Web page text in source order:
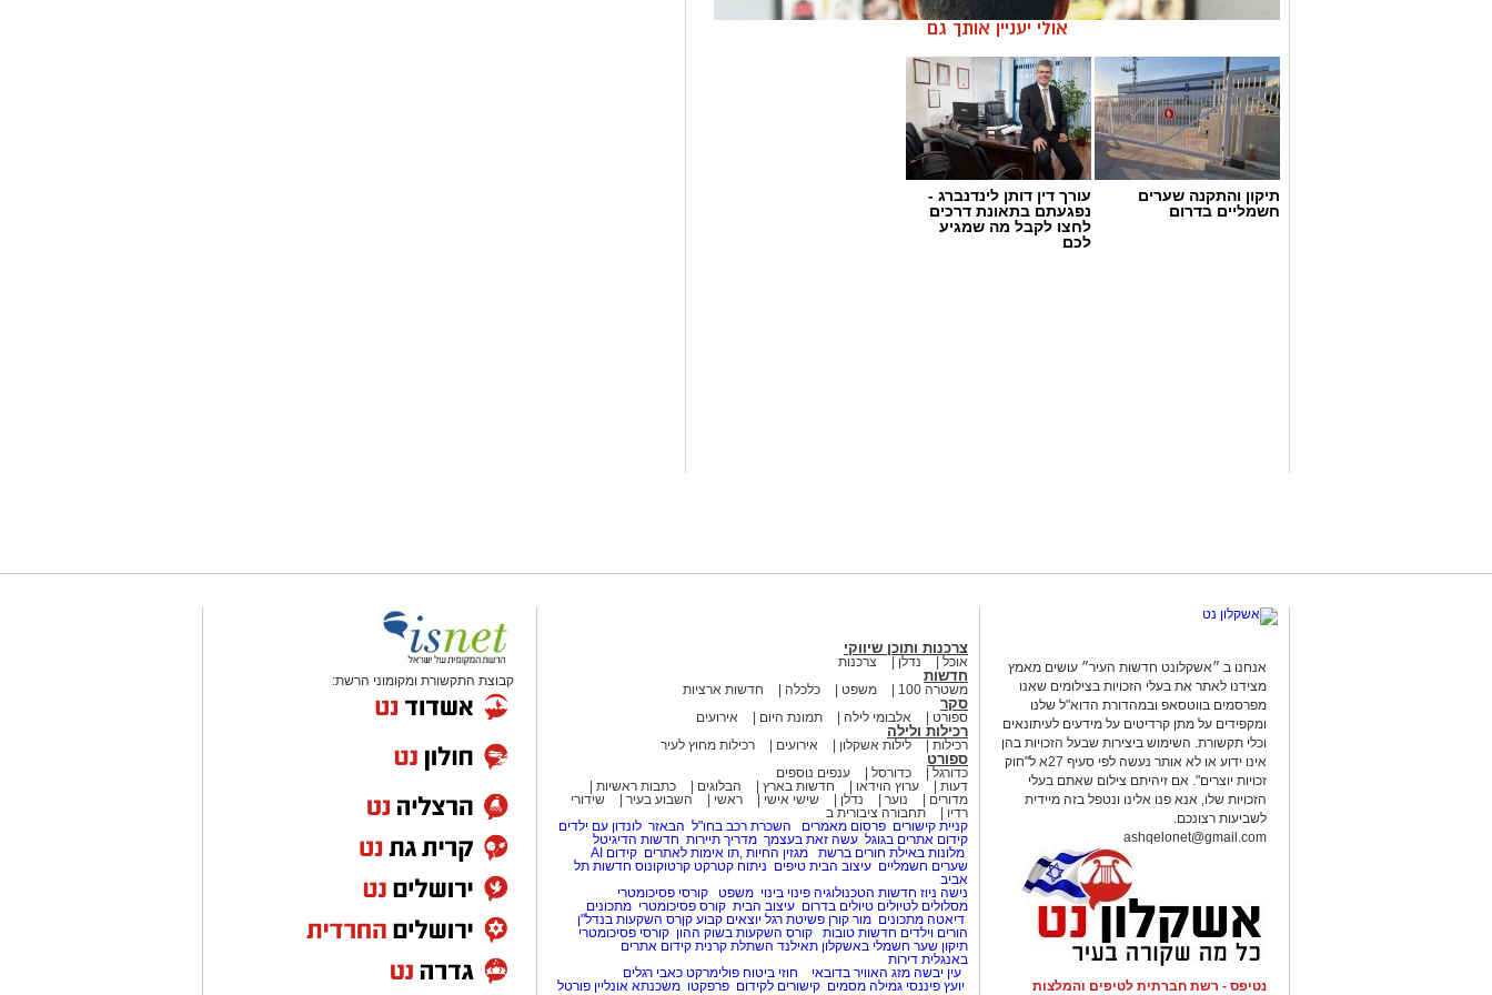
מופע הנעילה, יוקדש לזכרו של צביקה פיק
את הפסטיבל יפתח המופע "נקודה בזמן – סיפורו של המחול הישראלי": עוד לפני
שקמה כאן מדינה, היה כאן מחול ישראלי. ריקודי העם סיפקו לחלוצים הפוגה והפכו
לאחד מסמלי ההתיישבות. מאז פגש המחול הישראלי אינסוף סגנונות, השתנה,
התרחב והעמיק, וכיום הוא רק מנה אחת בתפריט העשיר של היצירה הישראלית.
את כל השינויים המרתקים האלה שחלו במחול הישראלי, הרגעים הגדולים והשירים
ערב מחווה לשיריו של אביהו מדינה
שאמרה בתדובה לסדרה כי חלק מהסצנות בה מציגות תמונה מעוותת.
הסדרה מבוססת על רומן מאת דבורה פלדמן. סה"כ 4 פרקים לצפייה ישירה .
נטפליקס תכנים חדשים מקוריים netflix
חדרי הנפש עונה 1
לפעמים אני מוצא הרבה חן בצפייה בסדרות שנוצרו במזרח הרחוק. תולדות
ארתאדל הייתה אחת מהן וכעת חדרי הנפש המעולה שוב מצמידה אותך למסך ולא
נותנת לך לקום להכין קפה. מזל שאפשר לעצור את השידור לכמה דקות.
אז על מה הסדרה המקורית של נטפליקס (original netflix series) מדובר מפגש בין
אח מסור במחלקה פסיכיאטרית למחברת ספרי ילדים עם הפרעת אישיות
אנטי-חברתית מוביל את שניהם למסע מרגש של ריפוי והשלמה.
ועוד כמה המלצות לצפייה ישירה
אולי יעניין אותך גם
תיקון והתקנה שערים
חשמליים בדרום
עורך דין דותן לינדנברג -
נפגעתם בתאונת דרכים
לחצו לקבל מה שמגיע
לכם
אנחנו ב ״אשקלונט חדשות העיר״ עושים מאמץ
מצידנו לאתר את בעלי הזכויות בצילומים שאנו
מפרסמים בווטסאפ ובמהדורת הדוא"ל שלנו
ומקפידים על מתן קרדיטים על מידעים לעיתונאים
וכלי תקשורת. השימוש ביצירות שבעל הזכויות בהן
אינו ידוע או לא אותר נעשה לפי סעיף 27א ל"חוק
זכויות יוצרים". אם זיהיתם צילום שאתם בעלי
הזכויות שלו, אנא פנו אלינו ונטפל בזה מיידית
לשביעות רצונכם.
ashqelonet@gmail.com
נטיפס - רשת חברתית לטיפים והמלצות
צרכנות ותוכן שיווקי
אוכל נדלן צרכנות
חדשות
משטרה 100 משפט כלכלה חדשות ארציות
סקר
ספורט אלבומי לילה תמונת היום אירועים
רכילות ולילה
רכילות לילות אשקלון אירועים רכילות מחוץ לעיר
ספורט
כדורגל כדורסל
ענפים נוספים
דעות
ערוץ הוידאו חדשות בארץ הבלוגים
כתבות ראשיות
מדורים
נוער נדלן שישי אישי ראשי השבוע בעיר
שידורי
רדיו
תחבורה ציבורית ב
קניית קישורים פרסום מאמרים השכרת רכב בחו"ל הבאזר לונדון עם ילדים
קידום אתרים בגוגל עשה זאת בעצמך מדריך תיירות חדשות הדיגיטל
מלונות באילת חורים ברשת מגזין החיות ,תו אימות לאתרים קידום AI
שערים חשמליים עיצוב הבית טיפים ניתוח קטרקט קרטוקונוס חדשות תל
אביב
נישה ניוז חדשות הטכנולוגיה פינוי בינוי משפט
קורסי פסיכומטרי
מסלולים לטיולים טיולים בדרום עיצוב הבית קורס פסיכומטרי מתכונים
דיאטה מתכונים מור קורן פשיטת רגל יוצאים קבוע קןרס השקעות בנדל"ן
הורים וילדים חדשות טובות קורס השקעות בשוק ההון קורסי פסיכומטרי
תיקון שער חשמלי באשקלון תאילנד השתלת קרנית קידום אתרים
באנגלית דירות
עין יבשה מזג האוויר בדובאי חוזי ביטוח פולימרקט כאבי רגלים
יועץ פיננסי גמילה מסמים קישורים לקידום פרפקטו משכנתא אונליין פורטל
קבוצת התקשורת ומקומוני הרשת: